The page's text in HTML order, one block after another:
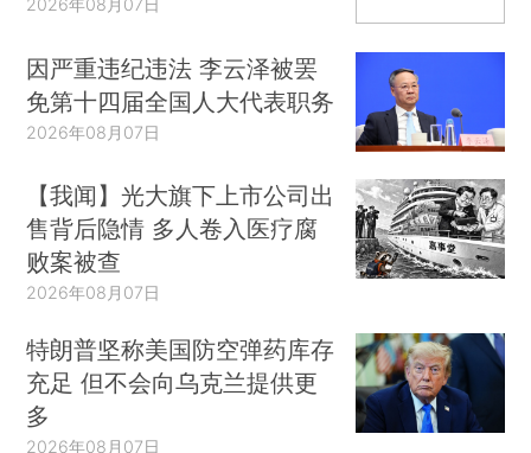
2026年08月07日
因严重违纪违法 李云泽被罢
免第十四届全国人大代表职务
2026年08月07日
【我闻】光大旗下上市公司出
售背后隐情 多人卷入医疗腐
败案被查
2026年08月07日
特朗普坚称美国防空弹药库存
充足 但不会向乌克兰提供更
多
2026年08月07日